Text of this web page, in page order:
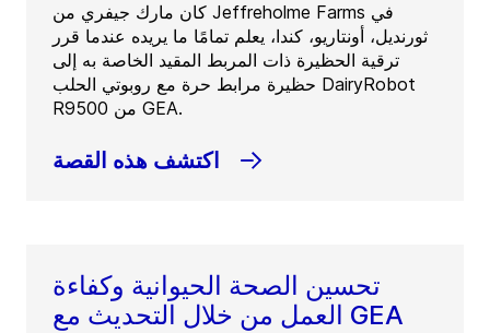
كان مارك جيفري من Jeffreholme Farms في
ثورنديل، أونتاريو، كندا، يعلم تمامًا ما يريده عندما قرر
ترقية الحظيرة ذات المربط المقيد الخاصة به إلى
حظيرة مرابط حرة مع روبوتي الحلب DairyRobot
R9500 من GEA.
اكتشف هذه القصة
تحسين الصحة الحيوانية وكفاءة
العمل من خلال التحديث مع GEA